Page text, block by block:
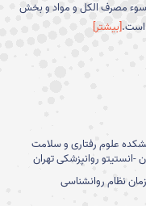
سوء مصرف الکل و مواد و بخش
است.[بیشتر]
علوم رفتاری و سلامت
-انستیتو روانپزشکی تهران
نظام روانشناسی